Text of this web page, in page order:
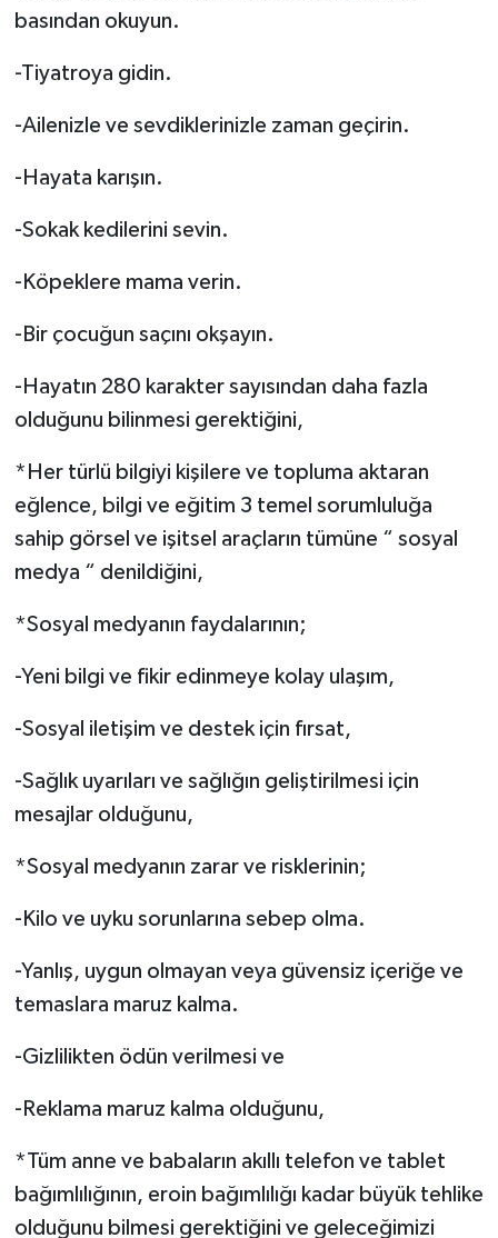
basından okuyun.
-Tiyatroya gidin.
-Ailenizle ve sevdiklerinizle zaman geçirin.
-Hayata karışın.
-Sokak kedilerini sevin.
-Köpeklere mama verin.
-Bir çocuğun saçını okşayın.
-Hayatın 280 karakter sayısından daha fazla
olduğunu bilinmesi gerektiğini,
*Her türlü bilgiyi kişilere ve topluma aktaran
eğlence, bilgi ve eğitim 3 temel sorumluluğa
sahip görsel ve işitsel araçların tümüne “ sosyal
medya “ denildiğini,
*Sosyal medyanın faydalarının;
-Yeni bilgi ve fikir edinmeye kolay ulaşım,
-Sosyal iletişim ve destek için fırsat,
-Sağlık uyarıları ve sağlığın geliştirilmesi için
mesajlar olduğunu,
*Sosyal medyanın zarar ve risklerinin;
-Kilo ve uyku sorunlarına sebep olma.
-Yanlış, uygun olmayan veya güvensiz içeriğe ve
temaslara maruz kalma.
-Gizlilikten ödün verilmesi ve
-Reklama maruz kalma olduğunu,
*Tüm anne ve babaların akıllı telefon ve tablet
bağımlılığının, eroin bağımlılığı kadar büyük tehlike
olduğunu bilmesi gerektiğini ve geleceğimizi